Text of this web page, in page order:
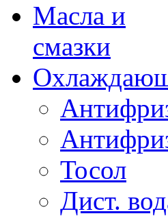
Масла и
смазки
Тосол
Дист.